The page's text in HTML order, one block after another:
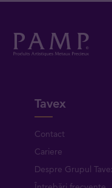
Tavex
Contact
Cariere
Despre Grupul